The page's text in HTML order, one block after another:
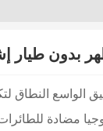
بدون طيار
الواسع النطاق
مضادة